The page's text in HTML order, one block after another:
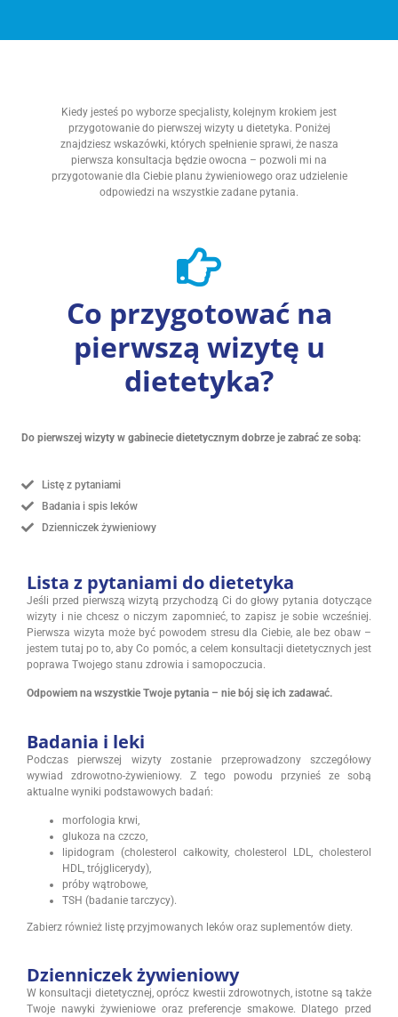
Kiedy jesteś po wyborze specjalisty, kolejnym krokiem jest
przygotowanie do pierwszej wizyty u dietetyka. Poniżej
znajdziesz wskazówki, których spełnienie sprawi, że nasza
pierwsza konsultacja będzie owocna – pozwoli mi na
przygotowanie dla Ciebie planu żywieniowego oraz udzielenie
odpowiedzi na wszystkie zadane pytania.
Co przygotować na
pierwszą wizytę u
dietetyka?
Do pierwszej wizyty w gabinecie dietetycznym dobrze je zabrać ze sobą:
Listę z pytaniami
Badania i spis leków
Dzienniczek żywieniowy
Lista z pytaniami do dietetyka
Jeśli przed pierwszą wizytą przychodzą Ci do głowy pytania dotyczące
wizyty i nie chcesz o niczym zapomnieć, to zapisz je sobie wcześniej.
Pierwsza wizyta może być powodem stresu dla Ciebie, ale bez obaw –
jestem tutaj po to, aby Co pomóc, a celem konsultacji dietetycznych jest
poprawa Twojego stanu zdrowia i samopoczucia.
Odpowiem na wszystkie Twoje pytania – nie bój się ich zadawać.
Badania i leki
Podczas pierwszej wizyty zostanie przeprowadzony szczegółowy
wywiad zdrowotno-żywieniowy. Z tego powodu przynieś ze sobą
aktualne wyniki podstawowych badań:
morfologia krwi,
glukoza na czczo,
lipidogram (cholesterol całkowity, cholesterol LDL, cholesterol
HDL, trójglicerydy),
próby wątrobowe,
TSH (badanie tarczycy).
Zabierz również listę przyjmowanych leków oraz suplementów diety.
Dzienniczek żywieniowy
W konsultacji dietetycznej, oprócz kwestii zdrowotnych, istotne są także
Twoje nawyki żywieniowe oraz preferencje smakowe. Dlatego przed